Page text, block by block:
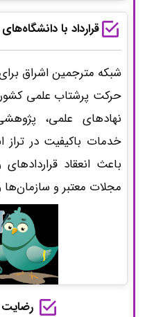
قرارداد با
شبکه مترجمین اشراق
حرکت پرشتاب علمی
نهادهای علمی،
خدمات باکیفیت در تراز
باعث انعقاد
مجلات معتبر و
رضایت